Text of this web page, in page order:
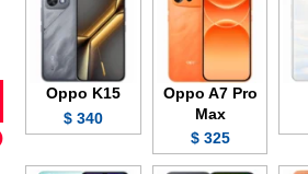
Oppo A7 Pro
Max
325 $
Oppo K15
340 $